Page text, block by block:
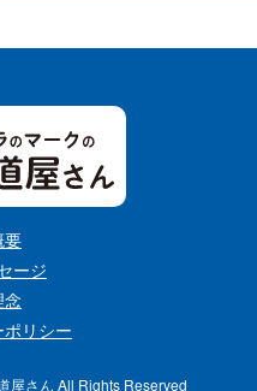
要
ージ
念
リシー
屋さん All Rights Reserved